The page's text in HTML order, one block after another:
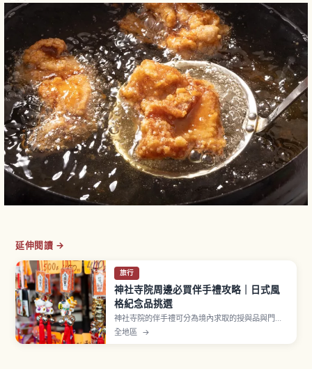
延伸閱讀 →
旅行
神社寺院周邊必買伴手禮攻略｜日式風
格紀念品挑選
神社寺院的伴手禮可分為境內求取的授與品與門前
町販售的紀念品兩類。御守為宗教意義物品，初穗
料約500至1000日圓，贈送時需顧及對方感受。群
全地區 →